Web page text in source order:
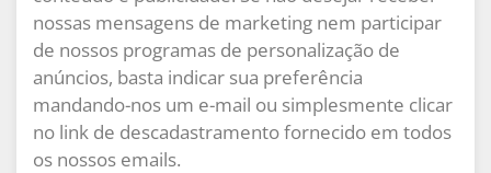
nossas mensagens de marketing nem participar
de nossos programas de personalização de
anúncios, basta indicar sua preferência
mandando-nos um e-mail ou simplesmente clicar
no link de descadastramento fornecido em todos
os nossos emails.